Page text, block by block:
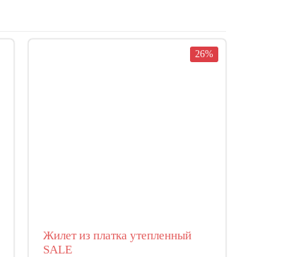
26%
Жилет из платка утепленный
SALE